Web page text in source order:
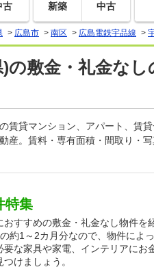
古 新築 中古
> 広島市 > 南区 > 広島電鉄宇品線 >
の敷金・礼金な
賃貸マンション、アパート、賃
産。賃料・専有面積・間取り・
特集
すすめの敷金・礼金なし物件を
約1～2カ月分なので、物件によ
な家具や家電、インテリアにお
けましょう。